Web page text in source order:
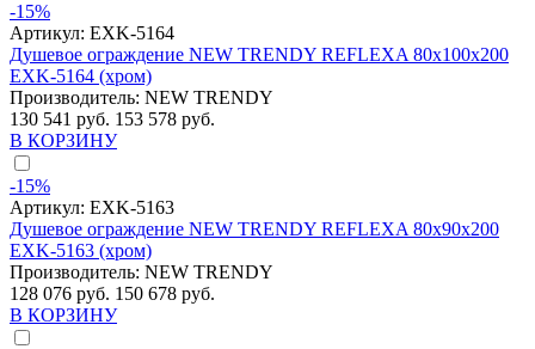
-15%
Артикул: EXK-5164
Душевое ограждение NEW TRENDY REFLEXA 80x100x200
EXK-5164 (хром)
Производитель: NEW TRENDY
130 541 руб. 153 578 руб.
В КОРЗИНУ
-15%
Артикул: EXK-5163
Душевое ограждение NEW TRENDY REFLEXA 80x90x200
EXK-5163 (хром)
Производитель: NEW TRENDY
128 076 руб. 150 678 руб.
В КОРЗИНУ